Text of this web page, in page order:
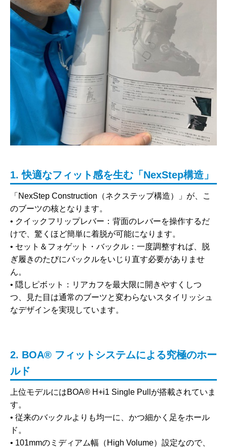
1. 快適なフィット感を生む「NexStep構造」
「NexStep Construction（ネクステップ構造）」が、こ
のブーツの核となります。
• クイックフリップレバー ：背面のレバーを操作するだ
けで、驚くほど簡単に着脱が可能になります。
• セット＆フォゲット・バックル ：一度調整すれば、脱
ぎ履きのたびにバックルをいじり直す必要がありませ
ん。
• 隠しピボット
：リアカフを最大限に開きやすくしつ
つ、見た目は通常のブーツと変わらないスタイリッシュ
なデザインを実現しています。
2. BOA® フィットシステムによる究極のホー
ルド
上位モデルにはBOA® H+i1 Single Pull が搭載されていま
す。
• 従来のバックルよりも均一に、かつ細かく足をホール
ド。
• 101mmのミディアム幅（High Volume）設定なので、